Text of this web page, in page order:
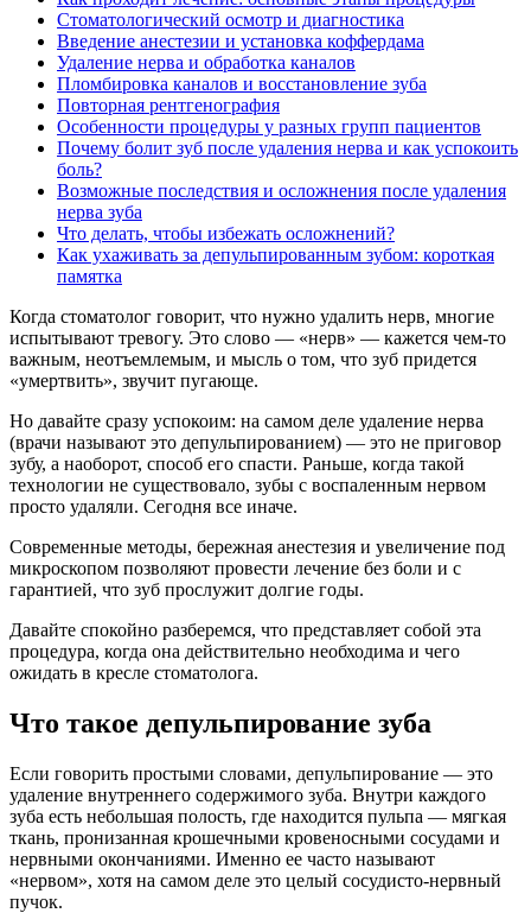
Стоматологический осмотр и диагностика
Введение анестезии и установка коффердама
Удаление нерва и обработка каналов
Пломбировка каналов и восстановление зуба
Повторная рентгенография
Особенности процедуры у разных групп пациентов
Почему болит зуб после удаления нерва и как успокоить
боль?
Возможные последствия и осложнения после удаления
нерва зуба
Что делать, чтобы избежать осложнений?
Как ухаживать за депульпированным зубом: короткая
памятка
Когда стоматолог говорит, что нужно удалить нерв, многие
испытывают тревогу. Это слово — «нерв» — кажется чем-то
важным, неотъемлемым, и мысль о том, что зуб придется
«умертвить», звучит пугающе.
Но давайте сразу успокоим: на самом деле удаление нерва
(врачи называют это депульпированием) — это не приговор
зубу, а наоборот, способ его спасти. Раньше, когда такой
технологии не существовало, зубы с воспаленным нервом
просто удаляли. Сегодня все иначе.
Современные методы, бережная анестезия и увеличение под
микроскопом позволяют провести лечение без боли и с
гарантией, что зуб прослужит долгие годы.
Давайте спокойно разберемся, что представляет собой эта
процедура, когда она действительно необходима и чего
ожидать в кресле стоматолога.
Что такое депульпирование зуба
Если говорить простыми словами, депульпирование — это
удаление внутреннего содержимого зуба. Внутри каждого
зуба есть небольшая полость, где находится пульпа — мягкая
ткань, пронизанная крошечными кровеносными сосудами и
нервными окончаниями. Именно ее часто называют
«нервом», хотя на самом деле это целый сосудисто-нервный
пучок.